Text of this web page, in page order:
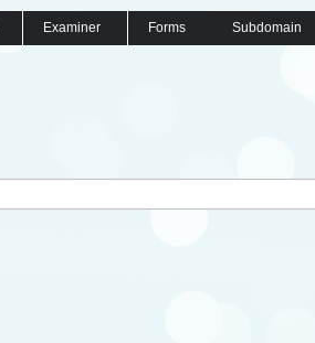
Examiner Forms Subdomain